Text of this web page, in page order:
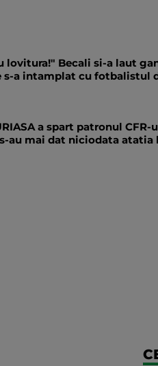
lovitura!" Becali si-a laut
s-a intamplat cu fotbalistul
a spart patronul
au mai dat niciodata atatia